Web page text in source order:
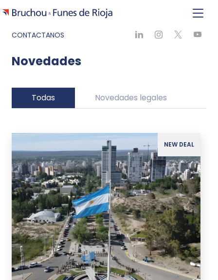
CONTACTANOS
Novedades
Todas Novedades legales
NEW DEAL